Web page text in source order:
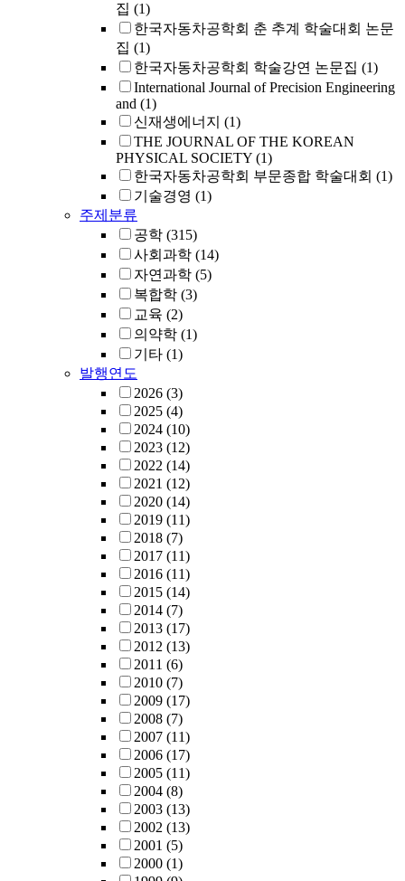
집 (1)
한국자동차공학회 춘 추계 학술대회 논문
집 (1)
한국자동차공학회 학술강연 논문집 (1)
International Journal of Precision Engineering
and (1)
신재생에너지 (1)
THE JOURNAL OF THE KOREAN
PHYSICAL SOCIETY (1)
한국자동차공학회 부문종합 학술대회 (1)
기술경영 (1)
주제분류
공학 (315)
사회과학 (14)
자연과학 (5)
복합학 (3)
교육 (2)
의약학 (1)
기타 (1)
발행연도
2026 (3)
2025 (4)
2024 (10)
2023 (12)
2022 (14)
2021 (12)
2020 (14)
2019 (11)
2018 (7)
2017 (11)
2016 (11)
2015 (14)
2014 (7)
2013 (17)
2012 (13)
2011 (6)
2010 (7)
2009 (17)
2008 (7)
2007 (11)
2006 (17)
2005 (11)
2004 (8)
2003 (13)
2002 (13)
2001 (5)
2000 (1)